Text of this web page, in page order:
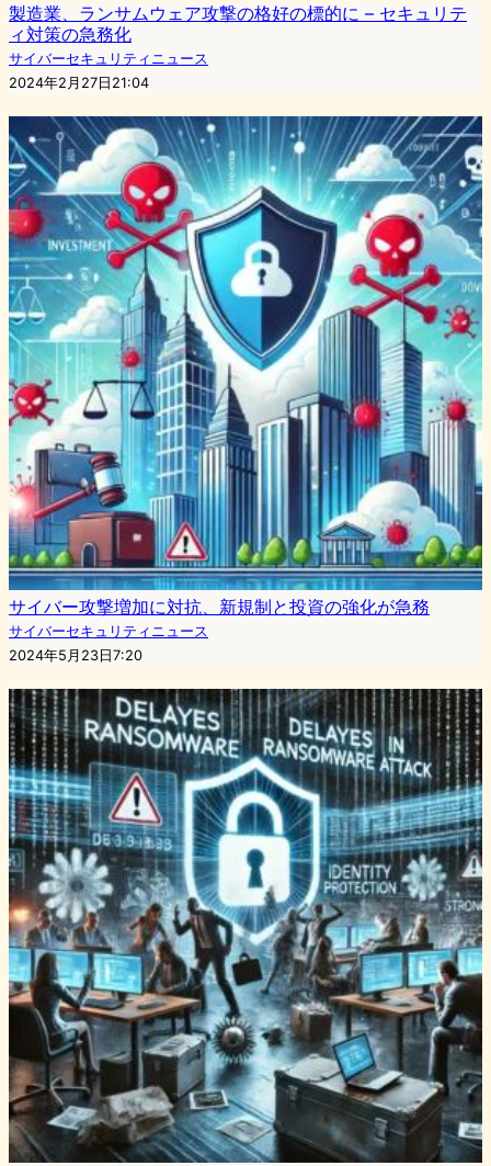
製造業、ランサムウェア攻撃の格好の標的に – セキュリテ
ィ対策の急務化
サイバーセキュリティニュース
2024年2月27日21:04
サイバー攻撃増加に対抗、新規制と投資の強化が急務
サイバーセキュリティニュース
2024年5月23日7:20